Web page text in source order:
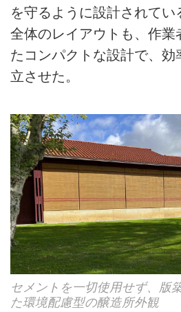
を守るように設計されて
全体のレイアウトも、作業
たコンパクトな設計で、効
立させた。
セメントを一切使用せず、版
た環境配慮型の醸造所外観